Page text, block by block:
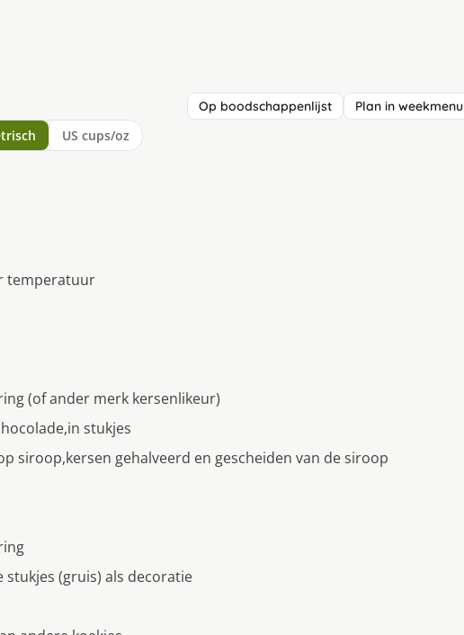
Op boodschappenlijst Plan in weekmenu
US cups/oz
temperatuur
(of ander merk kersenlikeur)
stukjes
siroop,kersen gehalveerd en gescheiden van de siroop
(gruis) als decoratie